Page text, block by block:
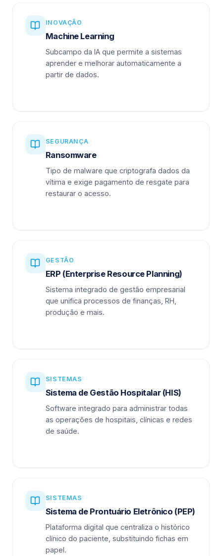
INOVAÇÃO
Machine Learning
Subcampo da IA que permite a sistemas
aprender e melhorar automaticamente a
partir de dados.
SEGURANÇA
Ransomware
Tipo de malware que criptografa dados da
vítima e exige pagamento de resgate para
restaurar o acesso.
GESTÃO
ERP (Enterprise Resource Planning)
Sistema integrado de gestão empresarial
que unifica processos de finanças, RH,
produção e mais.
SISTEMAS
Sistema de Gestão Hospitalar (HIS)
Software integrado para administrar todas
as operações de hospitais, clínicas e redes
de saúde.
SISTEMAS
Sistema de Prontuário Eletrônico (PEP)
Plataforma digital que centraliza o histórico
clínico do paciente, substituindo fichas em
papel.